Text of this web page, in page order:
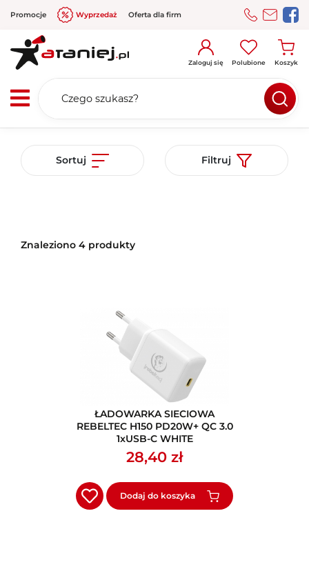
Promocje Wyprzedaż Oferta dla firm
Zaloguj się Polubione Koszyk
Sortuj Filtruj
Znaleziono 4 produkty
ŁADOWARKA SIECIOWA
REBELTEC H150 PD20W+ QC 3.0
1xUSB-C WHITE
28,40 zł
Dodaj do koszyka